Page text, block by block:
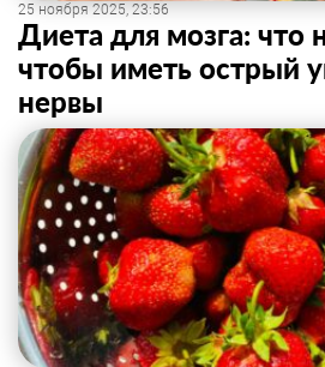
25 ноября 2025, 23:56
Диета для мозга: что
чтобы иметь острый
нервы